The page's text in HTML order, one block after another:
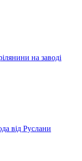
на заводі
від Руслани